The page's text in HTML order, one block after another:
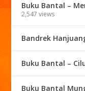
Buku Bantal –
2,547 views
Bandrek
Buku Bantal –
Buku Bantal